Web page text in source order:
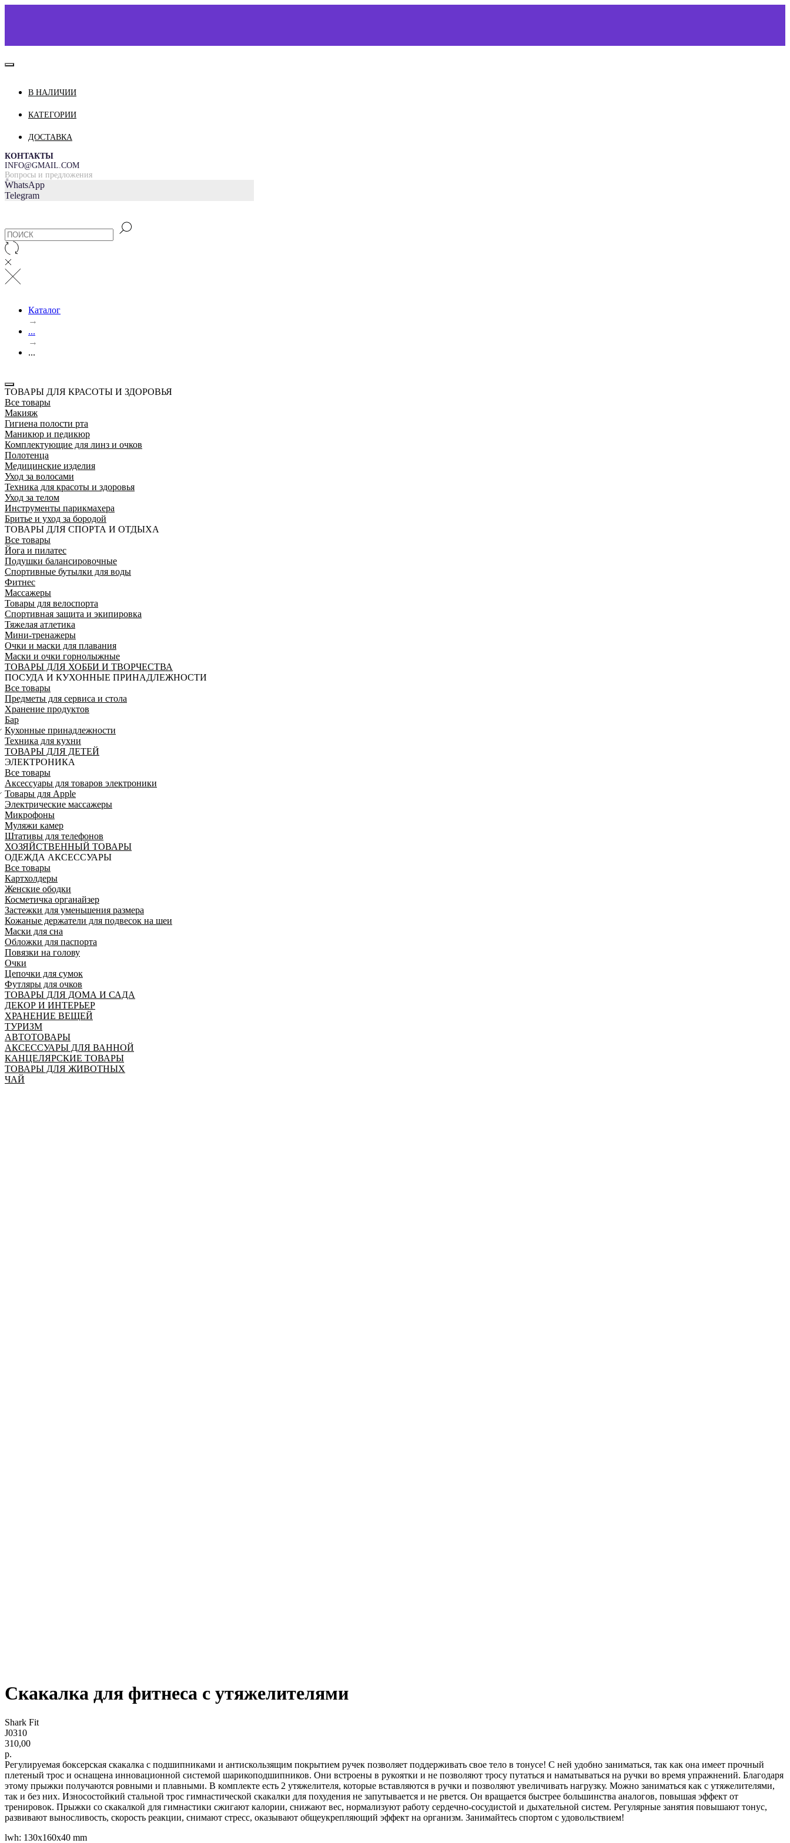
О НАС
ДОСТАВКА И ОПЛАТА
=
В НАЛИЧИИ
КАТЕГОРИИ
ДОСТАВКА
КОНТАКТЫ
INFO@GMAIL.COM
Вопросы и предложения
WhatsApp
Telegram
Каталог
→
...
→
...
ТОВАРЫ ДЛЯ КРАСОТЫ И ЗДОРОВЬЯ
Все товары
Макияж
Гигиена полости рта
Маникюр и педикюр
Комплектующие для линз и очков
Полотенца
Медицинские изделия
Уход за волосами
Техника для красоты и здоровья
Уход за телом
Инструменты парикмахера
Бритье и уход за бородой
ТОВАРЫ ДЛЯ СПОРТА И ОТДЫХА
Все товары
Йога и пилатес
Подушки балансировочные
Спортивные бутылки для воды
Фитнес
Массажеры
Товары для велоспорта
Спортивная защита и экипировка
Тяжелая атлетика
Мини-тренажеры
Очки и маски для плавания
Маски и очки горнолыжные
ТОВАРЫ ДЛЯ ХОББИ И ТВОРЧЕСТВА
ПОСУДА И КУХОННЫЕ ПРИНАДЛЕЖНОСТИ
Все товары
Предметы для сервиса и стола
Хранение продуктов
Бар
Кухонные принадлежности
Техника для кухни
ТОВАРЫ ДЛЯ ДЕТЕЙ
ЭЛЕКТРОНИКА
Все товары
Аксессуары для товаров электроники
Товары для Apple
Электрические массажеры
Микрофоны
Муляжи камер
Штативы для телефонов
ХОЗЯЙСТВЕННЫЙ ТОВАРЫ
ОДЕЖДА АКСЕССУАРЫ
Все товары
Картхолдеры
Женские ободки
Косметичка органайзер
Застежки для уменьшения размера
Кожаные держатели для подвесок на шеи
Маски для сна
Обложки для паспорта
Повязки на голову
Очки
Цепочки для сумок
Футляры для очков
ТОВАРЫ ДЛЯ ДОМА И САДА
ДЕКОР И ИНТЕРЬЕР
ХРАНЕНИЕ ВЕЩЕЙ
ТУРИЗМ
АВТОТОВАРЫ
АКСЕССУАРЫ ДЛЯ ВАННОЙ
КАНЦЕЛЯРСКИЕ ТОВАРЫ
ТОВАРЫ ДЛЯ ЖИВОТНЫХ
ЧАЙ
Скакалка для фитнеса с утяжелителями
Shark Fit
J0310
310,00
р.
Регулируемая боксерская скакалка с подшипниками и антискользящим покрытием ручек позволяет поддерживать свое тело в тонусе! С ней удобно заниматься, так как она имеет прочный
плетеный трос и оснащена инновационной системой шарикоподшипников. Они встроены в рукоятки и не позволяют тросу путаться и наматываться на ручки во время упражнений. Благодаря
этому прыжки получаются ровными и плавными. В комплекте есть 2 утяжелителя, которые вставляются в ручки и позволяют увеличивать нагрузку. Можно заниматься как с утяжелителями,
так и без них. Износостойкий стальной трос гимнастической скакалки для похудения не запутывается и не рвется. Он вращается быстрее большинства аналогов, повышая эффект от
тренировок. Прыжки со скакалкой для гимнастики сжигают калории, снижают вес, нормализуют работу сердечно-сосудистой и дыхательной систем. Регулярные занятия повышают тонус,
развивают выносливость, скорость реакции, снимают стресс, оказывают общеукрепляющий эффект на организм. Занимайтесь спортом с удовольствием!
lwh: 130x160x40 mm